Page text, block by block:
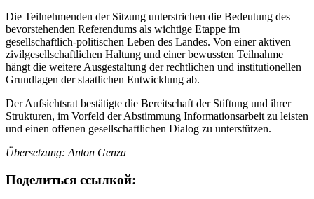
Die Teilnehmenden der Sitzung unterstrichen die Bedeutung des
bevorstehenden Referendums als wichtige Etappe im
gesellschaftlich-politischen Leben des Landes. Von einer aktiven
zivilgesellschaftlichen Haltung und einer bewussten Teilnahme
hängt die weitere Ausgestaltung der rechtlichen und institutionellen
Grundlagen der staatlichen Entwicklung ab.
Der Aufsichtsrat bestätigte die Bereitschaft der Stiftung und ihrer
Strukturen, im Vorfeld der Abstimmung Informationsarbeit zu leisten
und einen offenen gesellschaftlichen Dialog zu unterstützen.
Übersetzung: Anton Genza
Поделиться ссылкой: